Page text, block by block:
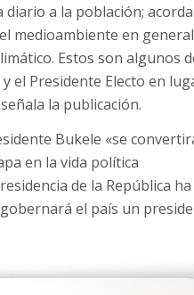
diario a la población;
medioambiente en
Estos son algunos
el Presidente Electo en
la publicación.
Bukele «se
en la vida política
de la República ha
el país un